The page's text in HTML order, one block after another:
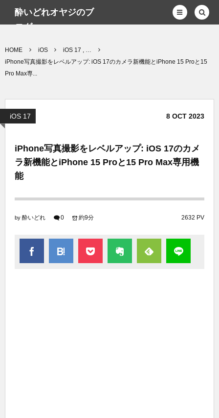
酔いどれオヤジのブ
ログwp
HOME iOS
iOS 17 , …
iPhone写真撮影をレベルアップ: iOS 17のカメラ新機能とiPhone 15 Proと15
Pro Max専...
iOS 17 8 OCT 2023
iPhone写真撮影をレベルアップ: iOS 17のカメ
ラ新機能とiPhone 15 Proと15 Pro Max専用機
能
by 酔いどれ 0 2632 PV
約9分